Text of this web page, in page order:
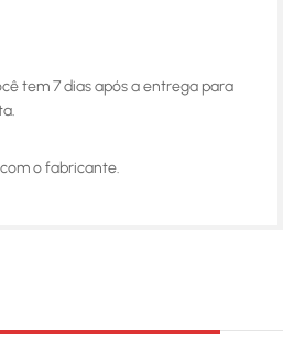
tem 7 dias após a entrega para
o fabricante.